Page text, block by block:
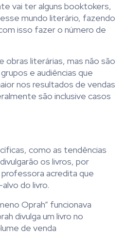
vai ter alguns booktokers,
mundo literário, fazendo
isso fazer o número de
obras literárias, mas não são
e audiências que
nos resultados de vendas
são inclusive casos
como as tendências
os livros, por
acredita que
do livro.
Oprah” funcionava
divulga um livro no
de venda